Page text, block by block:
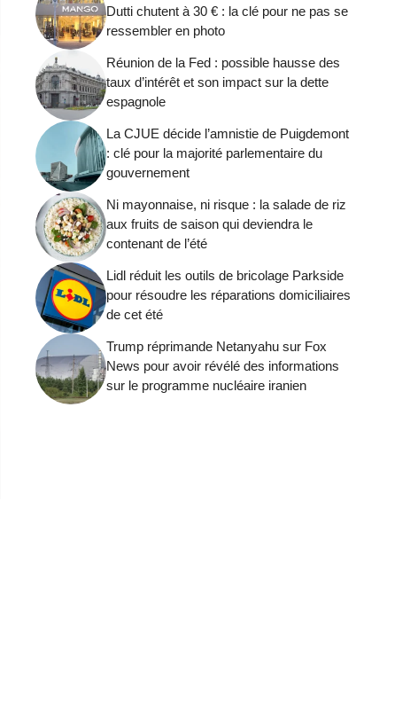
Dutti chutent à 30 € : la clé pour ne pas se
ressembler en photo
Réunion de la Fed : possible hausse des
taux d’intérêt et son impact sur la dette
espagnole
La CJUE décide l’amnistie de Puigdemont
: clé pour la majorité parlementaire du
gouvernement
Ni mayonnaise, ni risque : la salade de riz
aux fruits de saison qui deviendra le
contenant de l’été
Lidl réduit les outils de bricolage Parkside
pour résoudre les réparations domiciliaires
de cet été
Trump réprimande Netanyahu sur Fox
News pour avoir révélé des informations
sur le programme nucléaire iranien